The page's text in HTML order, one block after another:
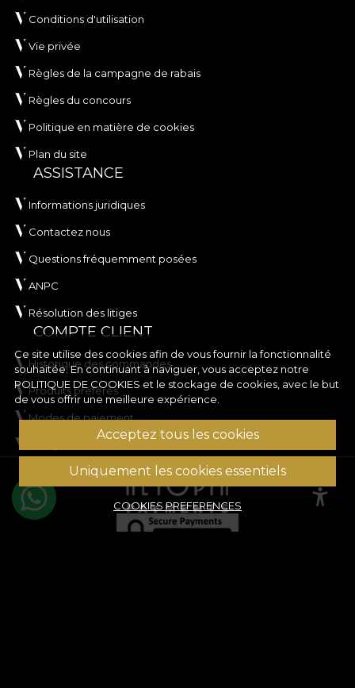
Ce site utilise des cookies afin de vous fournir la fonctionnalité
souhaitée. En continuant à naviguer, vous acceptez notre
POLITIQUE DE COOKIES et le stockage de cookies, avec le but
de vous offrir une meilleure expérience.
Acceptez tous les cookies
Uniquement les cookies essentiels
COOKIES PREFERENCES
Conditions d'utilisation
Vie privée
Règles de la campagne de rabais
Règles du concours
Politique en matière de cookies
Plan du site
ASSISTANCE
Informations juridiques
Contactez nous
Questions fréquemment posées
ANPC
Résolution des litiges
COMPTE CLIENT
Historique des commandes
Produits préférés
Modes de paiement
Transport et retours
© House of VLAdiLA 2026